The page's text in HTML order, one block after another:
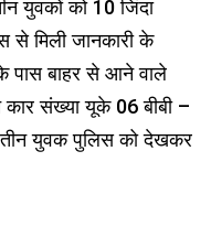
युवकों को 10 जिंदा
से मिली जानकारी के
पास बाहर से आने वाले
कार संख्या यूके 06 बीबी –
तीन युवक पुलिस को देखकर